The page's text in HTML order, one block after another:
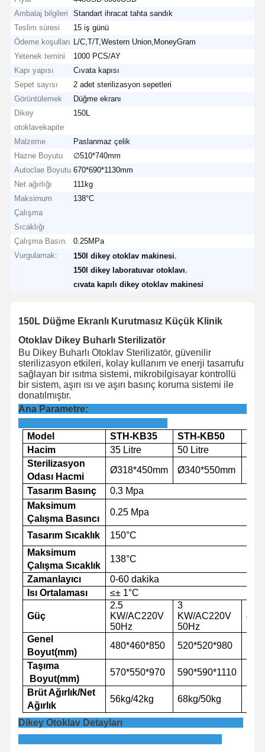
Ambalaj bilgileri
Standart ihracat tahta sandık
Teslim süresi
15 iş günü
Ödeme koşulları
L/C,T/T,Western Union,MoneyGram
Yetenek temini
1000 PCS/AY
Kapı yapısı
Cıvata kapısı
Sepet sayısı
2 adet sterilizasyon sepetleri
Görüntülemek
Düğme ekranı
Dikey
otoklavekapite
150L
Malzeme
Paslanmaz çelik
Hazne Boyutu
∅510*740mm
Autoclae Boyutu 670*690*1130mm
Net ağırlığı
111kg
Maksimum
Çalışma
Sıcaklığı
138°C
Çalışma Basın.
0.25MPa
Vurgulamak:
150l dikey otoklav makinesi
150l dikey laboratuvar otoklavı
cıvata kapılı dikey otoklav makinesi
150L Düğme Ekranlı Kurutmasız Küçük Klinik
Otoklav Dikey Buharlı Sterilizatör
Bu Dikey Buharlı Otoklav Sterilizatör, güvenilir
sterilizasyon etkileri, kolay kullanım ve enerji tasarrufu
sağlayan bir ısıtma sistemi, mikrobilgisayar kontrollü
bir sistem, aşırı ısı ve aşırı basınç koruma sistemi ile
donatılmıştır.
Ana Parametre:
Model STH-KB35 STH-KB50
Hacim
35 Litre 50 Litre
75
Sterilizasyon
Odası Hacmi
Ø318*450mm Ø340*550mm
Tasarım Basınç 0.3 Mpa
Maksimum
Çalışma Basıncı
0.25 Mpa
Tasarım Sıcaklık 150°C
Maksimum
Çalışma Sıcaklık
138°C
Zamanlayıcı
0-60 dakika
Isı Ortalaması
≤± 1°C
Güç
2.5
KW/AC220V
50Hz
3
KW/AC220V
50Hz
4.5
Genel
Boyut(mm)
480*460*850 520*520*980
Taşıma
Boyut(mm)
570*550*970 590*590*1110
Brüt Ağırlık/Net
Ağırlık
56kg/42kg 68kg/50kg
Dikey Otoklav Detayları